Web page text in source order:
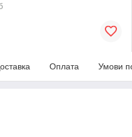
Оплата Умови